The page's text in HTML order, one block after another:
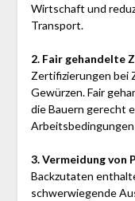
Wirtschaft und
Transport.
2. Fair gehandelte
Zertifizierungen bei
Gewürzen. Fair
die Bauern gerecht
3. Vermeidung von
Backzutaten
schwerwiegende